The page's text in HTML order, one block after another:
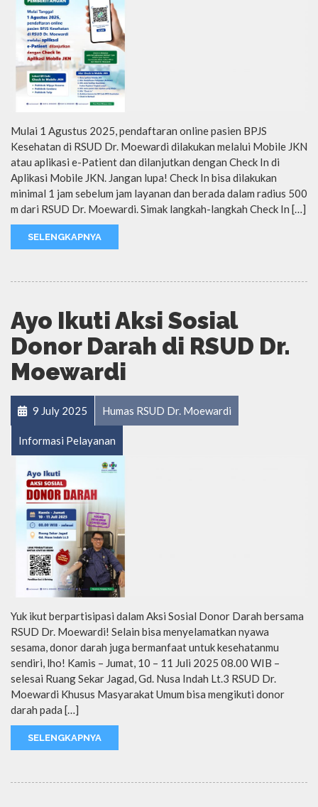
Mulai 1 Agustus 2025, pendaftaran online pasien BPJS
Kesehatan di RSUD Dr. Moewardi dilakukan melalui Mobile JKN
atau aplikasi e-Patient dan dilanjutkan dengan Check In di
Aplikasi Mobile JKN. Jangan lupa! Check In bisa dilakukan
minimal 1 jam sebelum jam layanan dan berada dalam radius 500
m dari RSUD Dr. Moewardi. Simak langkah-langkah Check In […]
SELENGKAPNYA
Ayo Ikuti Aksi Sosial
Donor Darah di RSUD Dr.
Moewardi
9 July 2025 Humas RSUD Dr. Moewardi
Informasi Pelayanan
Yuk ikut berpartisipasi dalam Aksi Sosial Donor Darah bersama
RSUD Dr. Moewardi! Selain bisa menyelamatkan nyawa
sesama, donor darah juga bermanfaat untuk kesehatanmu
sendiri, lho! Kamis – Jumat, 10 – 11 Juli 2025 08.00 WIB –
selesai Ruang Sekar Jagad, Gd. Nusa Indah Lt.3 RSUD Dr.
Moewardi Khusus Masyarakat Umum bisa mengikuti donor
darah pada […]
SELENGKAPNYA